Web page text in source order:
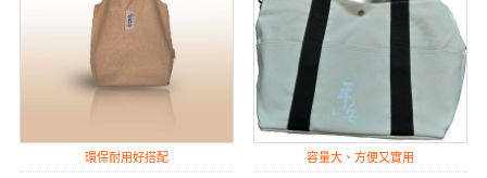
環保耐用好搭配 容量大、方便又實用